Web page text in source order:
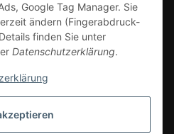
Google Tag Manager. Sie
ändern (Fingerabdruck-
finden Sie unter
Datenschutzerklärung.
zzgl.Versand
Artikel mit 0% MwSt. (gem. §